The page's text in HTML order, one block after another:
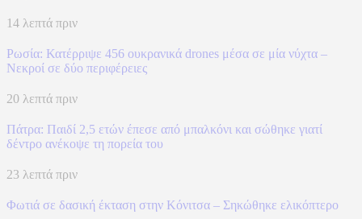
14 λεπτά πριν
Ρωσία: Κατέρριψε 456 ουκρανικά drones μέσα σε μία νύχτα –
Νεκροί σε δύο περιφέρειες
20 λεπτά πριν
Πάτρα: Παιδί 2,5 ετών έπεσε από μπαλκόνι και σώθηκε γιατί
δέντρο ανέκοψε τη πορεία του
23 λεπτά πριν
Φωτιά σε δασική έκταση στην Κόνιτσα – Σηκώθηκε ελικόπτερο